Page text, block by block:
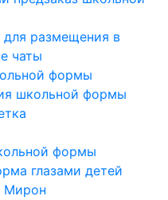
размещения в
чаты
формы
школьной формы
формы
глазами детей
Мирон